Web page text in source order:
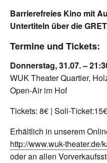
Barrierefreies Kino mit
Untertiteln über die
Termine und Tickets:
Donnerstag, 31.07. –
WUK Theater Quartier,
Open-Air im Hof
Tickets: 8€ | Soli-
Erhältlich in unserem
http://www.wuk-theater.de/
oder an allen